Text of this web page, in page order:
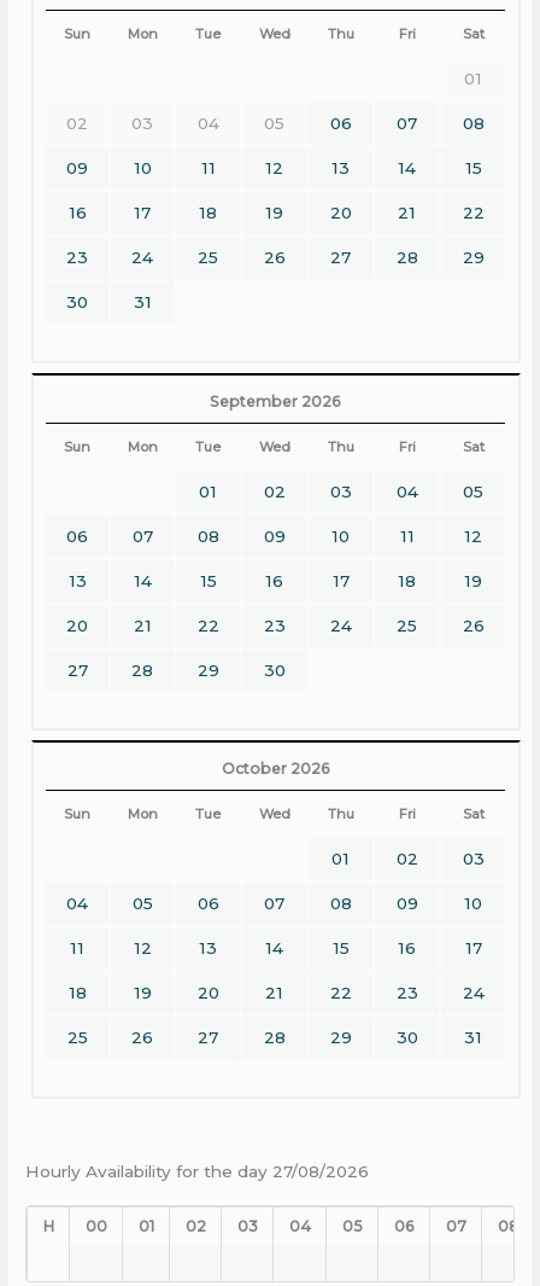
Sun Mon Tue Wed Thu Fri Sat
01
02 03 04 05 06 07 08
09 10 11 12 13 14 15
16 17 18 19 20 21 22
23 24 25 26 27 28 29
30 31
September 2026
Sun Mon Tue Wed Thu Fri Sat
01 02 03 04 05
06 07 08 09 10 11 12
13 14 15 16 17 18 19
20 21 22 23 24 25 26
27 28 29 30
October 2026
Sun Mon Tue Wed Thu Fri Sat
01 02 03
04 05 06 07 08 09 10
11 12 13 14 15 16 17
18 19 20 21 22 23 24
25 26 27 28 29 30 31
Hourly Availability for the day 27/08/2026
H 00 01 02 03 04 05 06 07 08